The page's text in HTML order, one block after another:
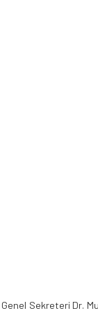
Genel Sekreteri Dr.